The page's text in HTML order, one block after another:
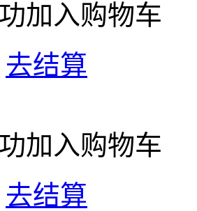
加入购物车
去结算
加入购物车
去结算